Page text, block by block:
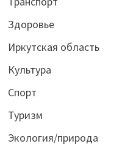
Здоровье
Иркутская область
Культура
Спорт
Туризм
Экология/природа